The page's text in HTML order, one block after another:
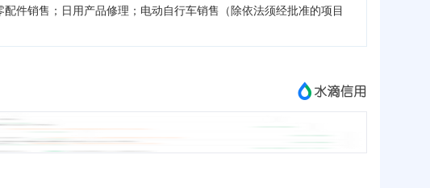
件销售；日用产品修理；电动自行车销售（除依法须经批准的项目